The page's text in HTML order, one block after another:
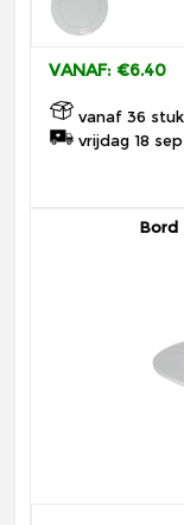
VANAF: €6.40
vanaf 36
vrijdag 18
Bord